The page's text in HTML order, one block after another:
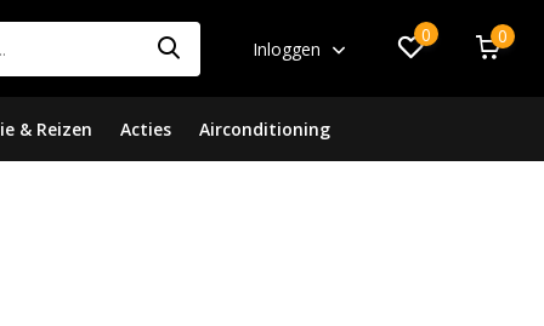
Inloggen
0 0
& Reizen Acties Airconditioning